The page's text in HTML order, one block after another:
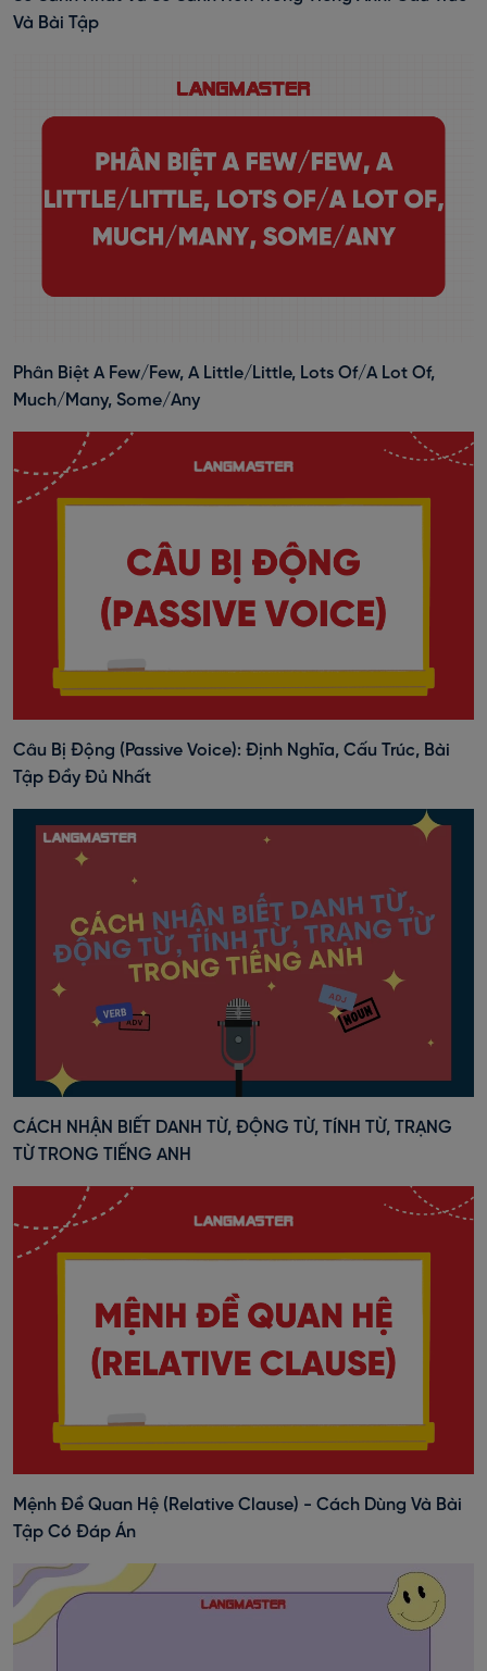
Và Bài Tập
Phân Biệt A Few/Few, A Little/Little, Lots Of/A Lot Of,
Much/Many, Some/Any
Câu Bị Động (Passive Voice): Định Nghĩa, Cấu Trúc, Bài
Tập Đầy Đủ Nhất
CÁCH NHẬN BIẾT DANH TỪ, ĐỘNG TỪ, TÍNH TỪ, TRẠNG
TỪ TRONG TIẾNG ANH
Mệnh Đề Quan Hệ (Relative Clause) - Cách Dùng Và Bài
Tập Có Đáp Án